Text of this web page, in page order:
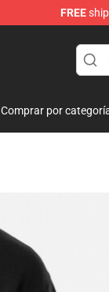
FREE
Comprar por